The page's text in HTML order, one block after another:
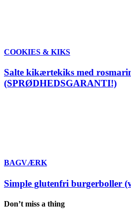
COOKIES & KIKS
Salte kikærtekiks med
(SPRØDHEDSGARANTI!)
BAGVÆRK
Simple glutenfri burgerboller
Don’t miss a thing